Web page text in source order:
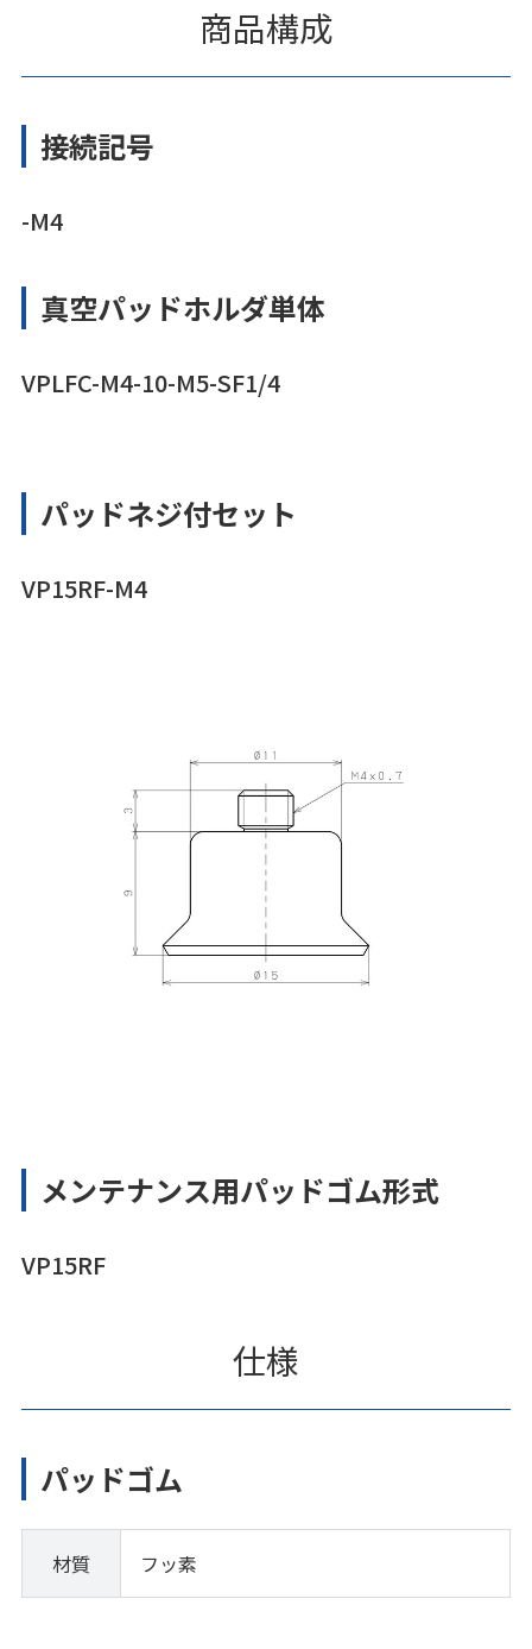
商品構成
接続記号
-M4
真空パッドホルダ単体
VPLFC-M4-10-M5-SF1/4
パッドネジ付セット
VP15RF-M4
メンテナンス用パッドゴム形式
VP15RF
仕様
パッドゴム
材質 フッ素